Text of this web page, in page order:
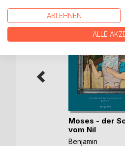
Moses - der
vom Nil
Benjamin
ABLEHNEN
ALLE